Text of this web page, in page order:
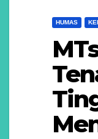
HUMAS